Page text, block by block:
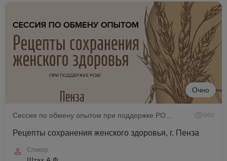
Очно
966
Рецепты сохранения женского здоровья, г. Пенза
Спикер